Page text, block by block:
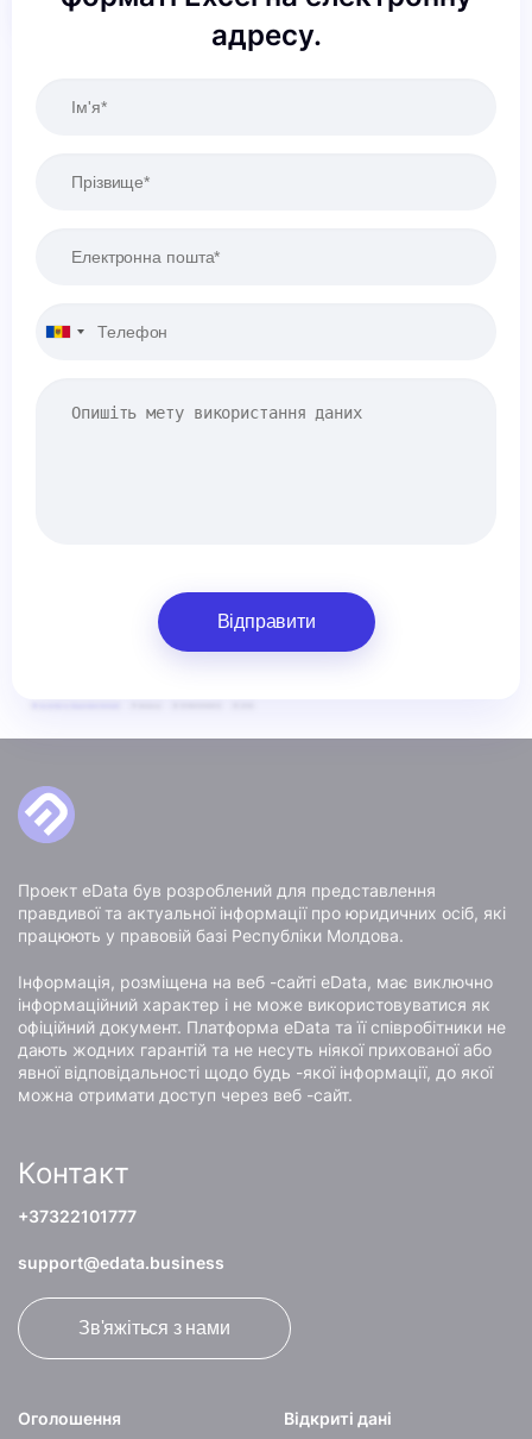
адресу.
Відправити
Проект eData був розроблений для представлення
правдивої та актуальної інформації про юридичних осіб, які
працюють у правовій базі Республіки Молдова.
Інформація, розміщена на веб -сайті eData, має виключно
інформаційний характер і не може використовуватися як
офіційний документ. Платформа eData та її співробітники не
дають жодних гарантій та не несуть ніякої прихованої або
явної відповідальності щодо будь -якої інформації, до якої
можна отримати доступ через веб -сайт.
Оголошення Відкриті дані
Контакт
+37322101777
support@edata.business
Зв'яжіться з нами